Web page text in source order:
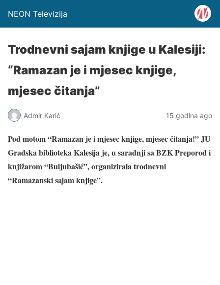
NEON Televizija
Trodnevni sajam knjige u Kalesiji:
“Ramazan je i mjesec knjige,
mjesec čitanja”
Admir Karić 15 godina ago
Pod motom “Ramazan je i mjesec knjige, mjesec čitanja!” JU
Gradska biblioteka Kalesija je, u saradnji sa BZK Preporod i
knjižarom “Buljubašić”, organizirala trodnevni
“Ramazanski sajam knjige”.